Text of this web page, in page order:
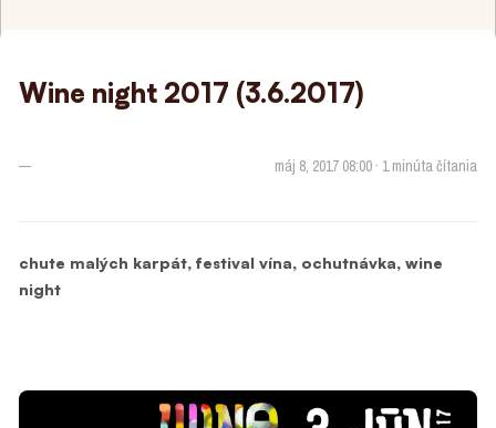
Wine night 2017 (3.6.2017)
— máj 8, 2017 08:00 · 1 minúta čítania
chute malých karpát, festival vína, ochutnávka, wine
night